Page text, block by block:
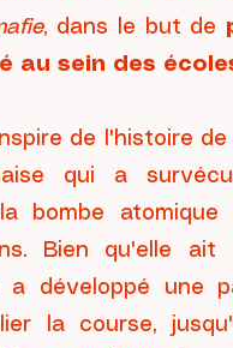
, dans le but de
au sein des
de l'histoire de
qui a
bombe atomique
Bien qu'elle ait
a développé une
la course,